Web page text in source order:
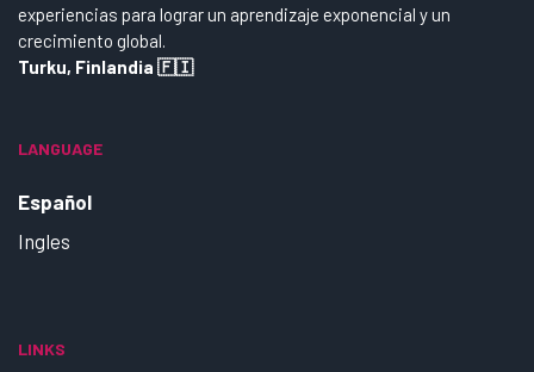
experiencias para lograr un aprendizaje exponencial y un
crecimiento global.
Turku, Finlandia 🇫🇮
LANGUAGE
Español
Ingles
LINKS